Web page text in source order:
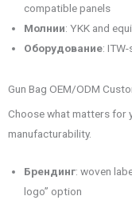
compatible panels
Молнии: YKK and
Оборудование:
Gun Bag OEM/ODM
Choose what matters for
manufacturability.
Брендинг: woven
logo” option